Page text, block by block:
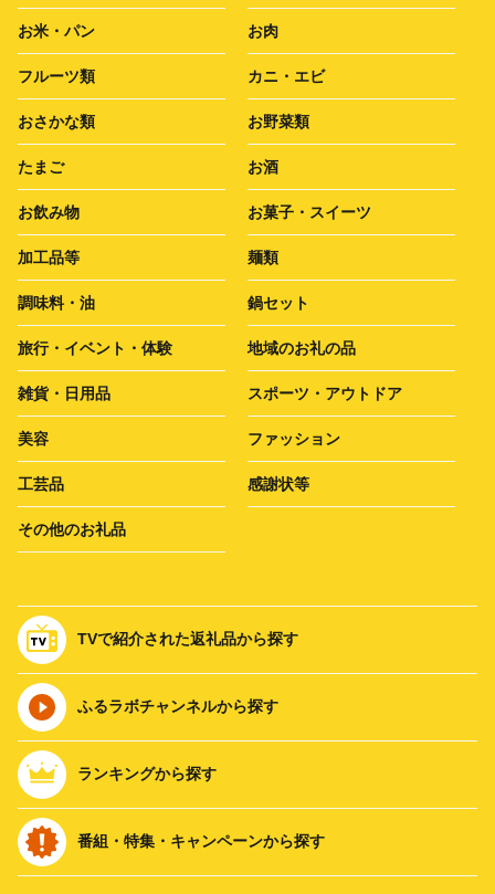
お米・パン お肉
フルーツ類 カニ・エビ
おさかな類 お野菜類
たまご お酒
お飲み物 お菓子・スイーツ
加工品等 麺類
調味料・油 鍋セット
旅行・イベント・体験 地域のお礼の品
雑貨・日用品 スポーツ・アウトドア
美容 ファッション
工芸品 感謝状等
その他のお礼品
TVで紹介された返礼品から探す
ふるラボチャンネルから探す
ランキングから探す
番組・特集・キャンペーンから探す